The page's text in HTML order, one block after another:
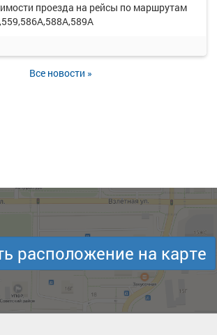
проезда на рейсы по маршрутам
Все новости »
расположение на карте